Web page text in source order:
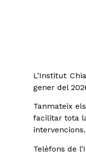
L’Institut
gener del
Tanmateix
facilitar tota
intervencions.
Telèfons de